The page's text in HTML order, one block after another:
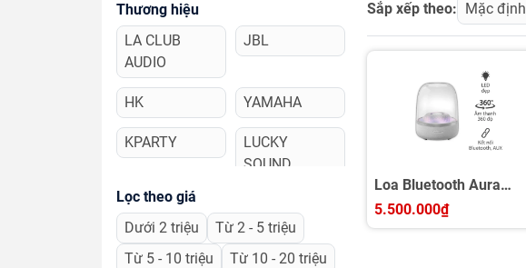
Sắp xếp theo: Mặc định
Loa Bluetooth Aura
Studio 4
5.500.000₫
Thương hiệu
LA CLUB
AUDIO
JBL
HK YAMAHA
KPARTY
LUCKY
SOUND
AMATE AUDIO
ADAMSON 4 ACOUSTIC
Lọc theo giá
Dưới 2 triệu
Từ 2 - 5 triệu
Từ 5 - 10 triệu
Từ 10 - 20 triệu